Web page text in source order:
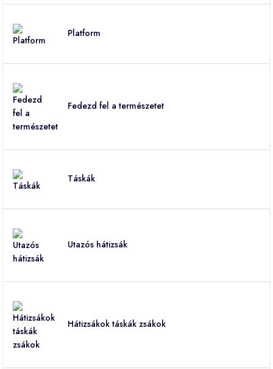
Platform
Fedezd fel a természetet
Táskák
Utazós hátizsák
Hátizsákok táskák zsákok